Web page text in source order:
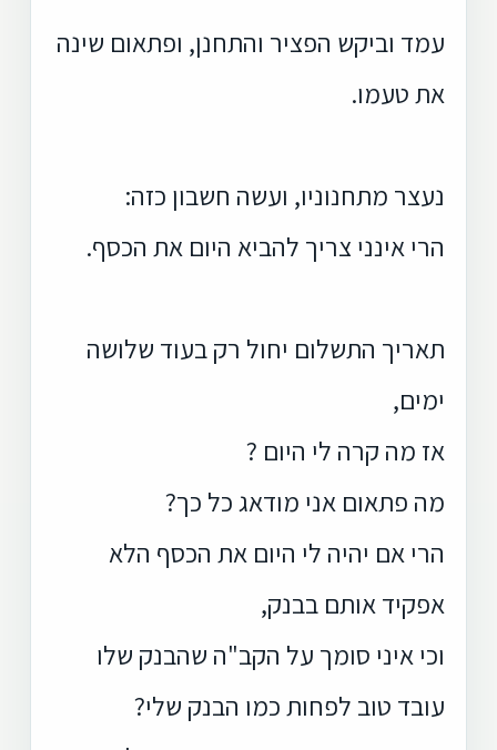
עמד וביקש הפציר והתחנן, ופתאום שינה
את טעמו.
נעצר מתחנוניו, ועשה חשבון כזה:
הרי אינני צריך להביא היום את הכסף.
תאריך התשלום יחול רק בעוד שלושה
ימים,
אז מה קרה לי היום ?
מה פתאום אני מודאג כל כך?
הרי אם יהיה לי היום את הכסף הלא
אפקיד אותם בבנק,
וכי איני סומך על הקב"ה שהבנק שלו
עובד טוב לפחות כמו הבנק שלי?